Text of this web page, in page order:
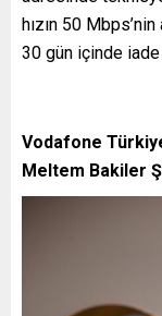
hızın 50
30 gün içinde iade
Vodafone
Meltem Bakiler